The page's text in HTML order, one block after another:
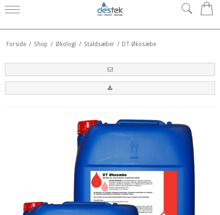
Forside / Shop / Økologi / Staldsæber / DT Økosæbe